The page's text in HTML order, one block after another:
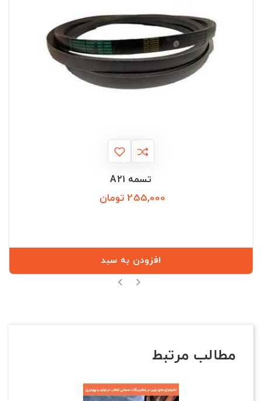
تسمه A21
255,000 تومان
افزودن به سبد
مطالب مرتبط